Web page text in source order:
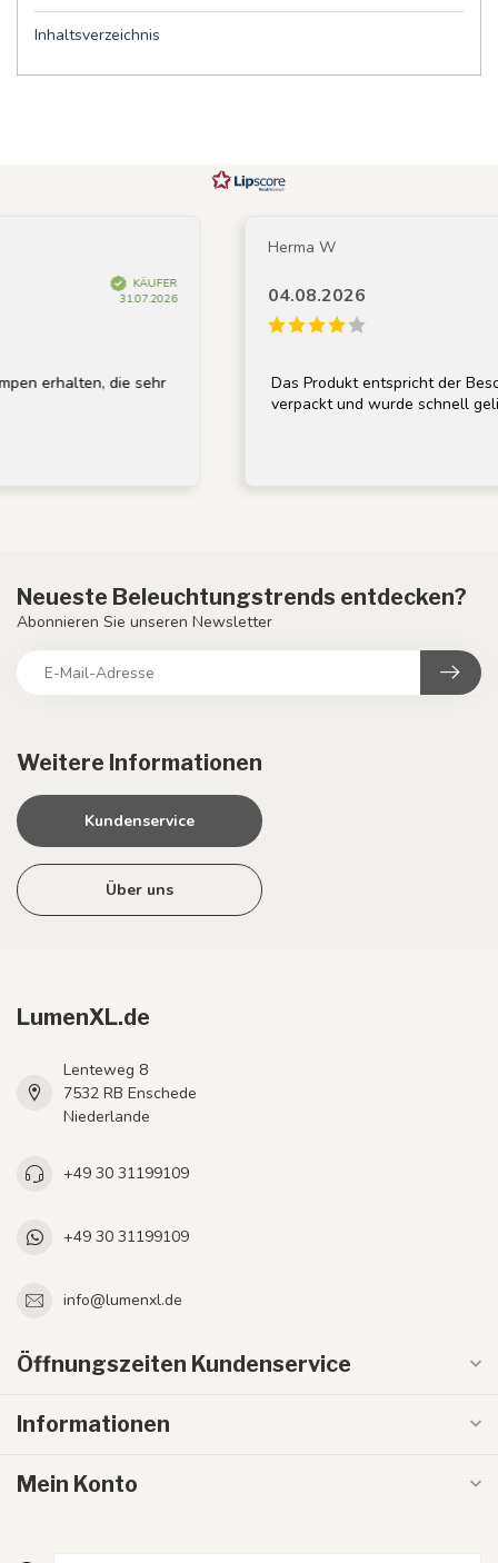
Inhaltsverzeichnis
KÄUFER
31.07.2026
die sehr
Herma W
04.08.2026
Das Produkt entspricht der
verpackt und wurde schnell
Weitere Informationen
Kundenservice
Über uns
Neueste Beleuchtungstrends entdecken?
Abonnieren Sie unseren Newsletter
LumenXL.de
Lenteweg 8
7532 RB Enschede
Niederlande
+49 30 31199109
+49 30 31199109
info@lumenxl.de
Öffnungszeiten Kundenservice
Informationen
Mein Konto